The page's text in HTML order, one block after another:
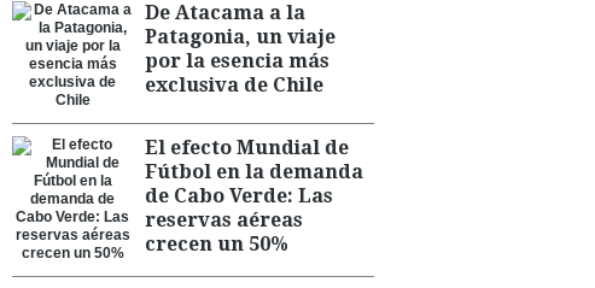
De Atacama a la
Patagonia, un viaje
por la esencia más
exclusiva de Chile
El efecto Mundial de
Fútbol en la demanda
de Cabo Verde: Las
reservas aéreas
crecen un 50%